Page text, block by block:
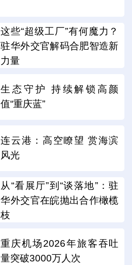
这些“超级工厂”有何魔力？
驻华外交官解码合肥智造新
力量
生态守护 持续解锁高颜
值“重庆蓝”
连云港：高空瞭望 赏海滨
风光
从“看展厅”到“谈落地”：驻
华外交官在皖抛出合作橄榄
枝
重庆机场2026年旅客吞吐
量突破3000万人次